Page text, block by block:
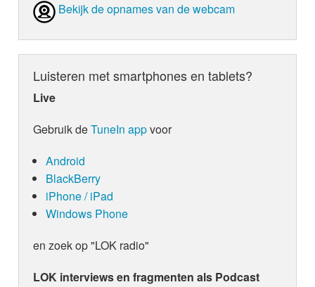
Bekijk de opnames van de webcam
Luisteren met smartphones en tablets?
Live
Gebruik deTuneIn appvoor
Android
BlackBerry
iPhone / iPad
Windows Phone
en zoek op "LOK radio"
LOK interviews en fragmenten als Podcast